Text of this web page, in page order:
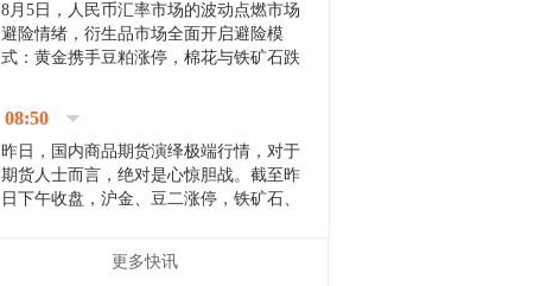
8月5日，人民币汇率市场的波动点燃市场
避险情绪，衍生品市场全面开启避险模
式：黄金携手豆粕涨停，棉花与铁矿石跌
场来看，汇率波动...
08:50
昨日，国内商品期货演绎极端行情，对于
期货人士而言，绝对是心惊胆战。截至昨
日下午收盘，沪金、豆二涨停，铁矿石、
[imgnobrwh] src=...更多快讯